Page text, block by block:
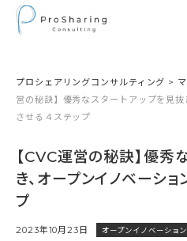
プロシェアリングコンサルティング >
営の秘訣】優秀なスタートアップを見
させる４ステップ
【CVC運営の秘訣】優秀
き、オープンイノベーシ
プ
2023年10月23日 オープンイノベーション